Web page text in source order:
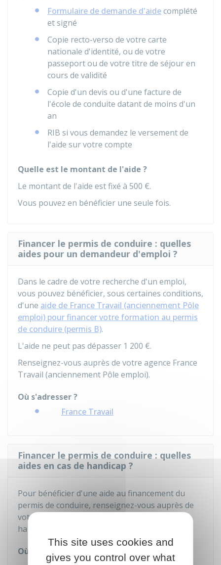
Formulaire de demande d'aidecomplété
et signé
Copie recto-verso de votre carte
nationale d'identité, ou de votre
passeport ou de votre titre de séjour en
cours de validité
Copie d'un devis ou d'une facture de
l'école de conduite datant de moins d'un
an
RIB si vous demandez le versement de
l'aide sur votre compte
Quelle est le montant de l'aide ?
Le montant de l'aide est fixé à 500 €.
Vous pouvez en bénéficier une seule fois.
Financer le permis de conduire : quelles
aides pour un demandeur d'emploi ?
Dans le cadre de votre recherche d'un emploi,
vous pouvez bénéficier, sous certaines conditions,
d'une aide de France Travail (anciennement Pôle
emploi) pour financer votre formation au permis
de conduire (permis B).
L'aide ne peut pas dépasser 1 200 €.
Renseignez-vous auprès de votre agence France
Travail (anciennement Pôle emploi).
Où s'adresser ?
France Travail
Financer le permis de conduire : quelles
aides en cas de handicap ?
Pour bénéficier d'une aide au financement du
permis de conduire, renseignez-vous auprès de
votre maison départementale des personnes
handicapées (MDPH).
Où s'adresser ?
This site uses cookies and
gives you control over what